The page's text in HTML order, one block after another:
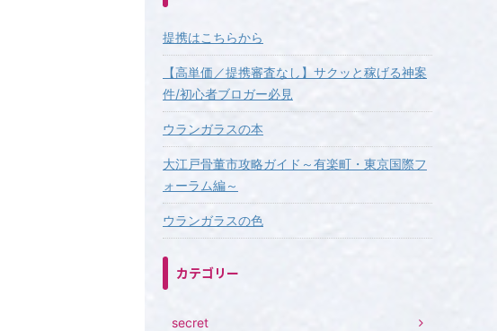
提携はこちらから
【高単価／提携審査なし】サクッと稼げる神案
件/初心者ブロガー必見
ウランガラスの本
大江戸骨董市攻略ガイド～有楽町・東京国際フ
ォーラム編～
ウランガラスの色
カテゴリー
secret